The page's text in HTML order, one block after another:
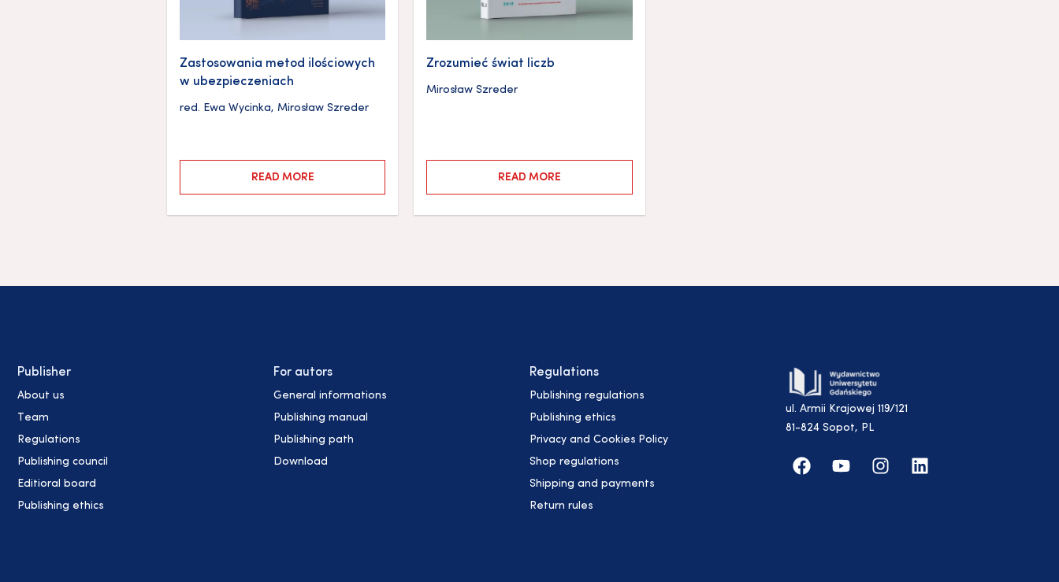
Zastosowania metod ilościowych
w ubezpieczeniach
red. Ewa Wycinka, Mirosław Szreder
READ MORE
Zrozumieć świat liczb
Mirosław Szreder
READ MORE
Publisher
About us
Team
Regulations
Publishing council
Editioral board
Publishing ethics
For autors
General informations
Publishing manual
Publishing path
Download
Regulations
Publishing regulations
Publishing ethics
Privacy and Cookies Policy
Shop regulations
Shipping and payments
Return rules
ul. Armii Krajowej 119/121
81-824 Sopot, PL